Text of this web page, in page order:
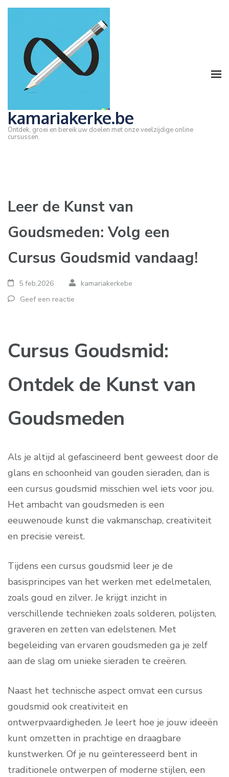
Ga
Enter)
kamariakerke.be
Ontdek, groei en bereik uw doelen met onze veelzijdige online
cursussen.
Leer de Kunst van
Goudsmeden: Volg een
Cursus Goudsmid vandaag!
5 feb,2026
kamariakerkebe
Geef een reactie
Cursus Goudsmid:
Ontdek de Kunst van
Goudsmeden
Als je altijd al gefascineerd bent geweest door de
glans en schoonheid van gouden sieraden, dan is
een cursus goudsmid misschien wel iets voor jou.
Het ambacht van goudsmeden is een
eeuwenoude kunst die vakmanschap, creativiteit
en precisie vereist.
Tijdens een cursus goudsmid leer je de
basisprincipes van het werken met edelmetalen,
zoals goud en zilver. Je krijgt inzicht in
verschillende technieken zoals solderen, polijsten,
graveren en zetten van edelstenen. Met
begeleiding van ervaren goudsmeden ga je zelf
aan de slag om unieke sieraden te creëren.
Naast het technische aspect omvat een cursus
goudsmid ook creativiteit en
ontwerpvaardigheden. Je leert hoe je jouw ideeën
kunt omzetten in prachtige en draagbare
kunstwerken. Of je nu geïnteresseerd bent in
traditionele ontwerpen of moderne stijlen, een